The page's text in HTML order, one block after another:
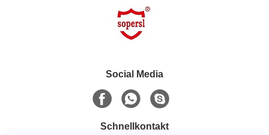
Social Media
Schnellkontakt